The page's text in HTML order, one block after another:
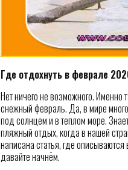
Где отдохнуть в феврале
Нет ничего не возможного. Именно
снежный февраль. Да, в мире
под солнцем и в теплом море.
пляжный отдых, когда в нашей
написана статья, где
давайте начнём.